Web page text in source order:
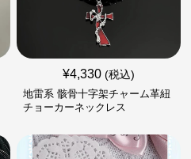
¥4,330 (税込)
地雷系 骸骨十字架チャーム革紐
チョーカーネックレス